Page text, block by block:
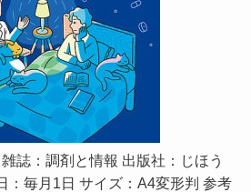
誌：調剤と情報 出版社：じほう
：毎月1日 サイズ：A4変形判 参考